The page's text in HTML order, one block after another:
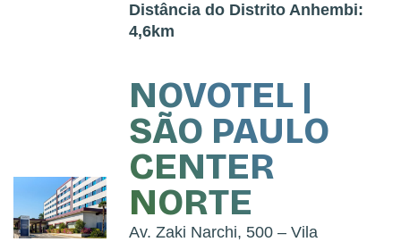
Distância do Distrito Anhembi:
4,6km
NOVOTEL |
SÃO PAULO
CENTER
NORTE
Av. Zaki Narchi, 500 – Vila